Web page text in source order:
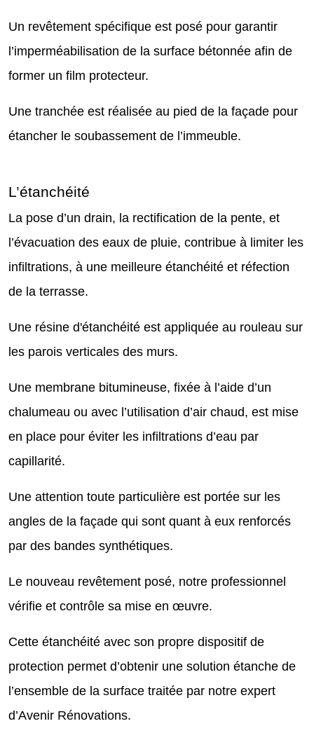
Un revêtement spécifique est posé pour garantir
l’imperméabilisation de la surface bétonnée afin de
former un film protecteur.
Une tranchée est réalisée au pied de la façade pour
étancher le soubassement de l’immeuble.
L’étanchéité
La pose d’un drain, la rectification de la pente, et
l’évacuation des eaux de pluie, contribue à limiter les
infiltrations, à une meilleure étanchéité et réfection
de la terrasse.
Une résine d'étanchéité est appliquée au rouleau sur
les parois verticales des murs.
Une membrane bitumineuse, fixée à l’aide d’un
chalumeau ou avec l’utilisation d’air chaud, est mise
en place pour éviter les infiltrations d’eau par
capillarité.
Une attention toute particulière est portée sur les
angles de la façade qui sont quant à eux renforcés
par des bandes synthétiques.
Le nouveau revêtement posé, notre professionnel
vérifie et contrôle sa mise en œuvre.
Cette étanchéité avec son propre dispositif de
protection permet d’obtenir une solution étanche de
l’ensemble de la surface traitée par notre expert
d’Avenir Rénovations.